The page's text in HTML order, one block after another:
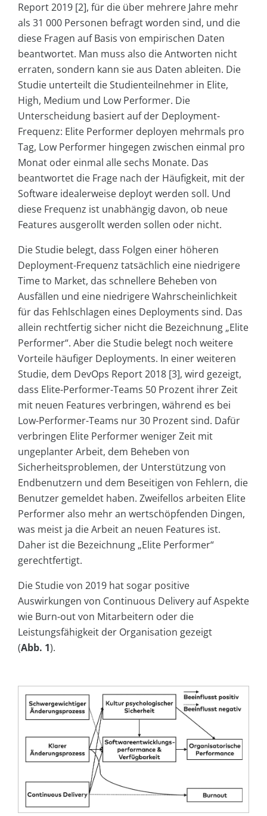
Report 2019 [2], für die über mehrere Jahre mehr
als 31 000 Personen befragt worden sind, und die
diese Fragen auf Basis von empirischen Daten
beantwortet. Man muss also die Antworten nicht
erraten, sondern kann sie aus Daten ableiten. Die
Studie unterteilt die Studienteilnehmer in Elite,
High, Medium und Low Performer. Die
Unterscheidung basiert auf der Deployment-
Frequenz: Elite Performer deployen mehrmals pro
Tag, Low Performer hingegen zwischen einmal pro
Monat oder einmal alle sechs Monate. Das
beantwortet die Frage nach der Häufigkeit, mit der
Software idealerweise deployt werden soll. Und
diese Frequenz ist unabhängig davon, ob neue
Features ausgerollt werden sollen oder nicht.
Die Studie belegt, dass Folgen einer höheren
Deployment-Frequenz tatsächlich eine niedrigere
Time to Market, das schnellere Beheben von
Ausfällen und eine niedrigere Wahrscheinlichkeit
für das Fehlschlagen eines Deployments sind. Das
allein rechtfertig sicher nicht die Bezeichnung „Elite
Performer“. Aber die Studie belegt noch weitere
Vorteile häufiger Deployments. In einer weiteren
Studie, dem DevOps Report 2018 [3], wird gezeigt,
dass Elite-Performer-Teams 50 Prozent ihrer Zeit
mit neuen Features verbringen, während es bei
Low-Performer-Teams nur 30 Prozent sind. Dafür
verbringen Elite Performer weniger Zeit mit
ungeplanter Arbeit, dem Beheben von
Sicherheitsproblemen, der Unterstützung von
Endbenutzern und dem Beseitigen von Fehlern, die
Benutzer gemeldet haben. Zweifellos arbeiten Elite
Performer also mehr an wertschöpfenden Dingen,
was meist ja die Arbeit an neuen Features ist.
Daher ist die Bezeichnung „Elite Performer“
gerechtfertigt.
Die Studie von 2019 hat sogar positive
Auswirkungen von Continuous Delivery auf Aspekte
wie Burn-out von Mitarbeitern oder die
Leistungsfähigkeit der Organisation gezeigt
(Abb. 1).